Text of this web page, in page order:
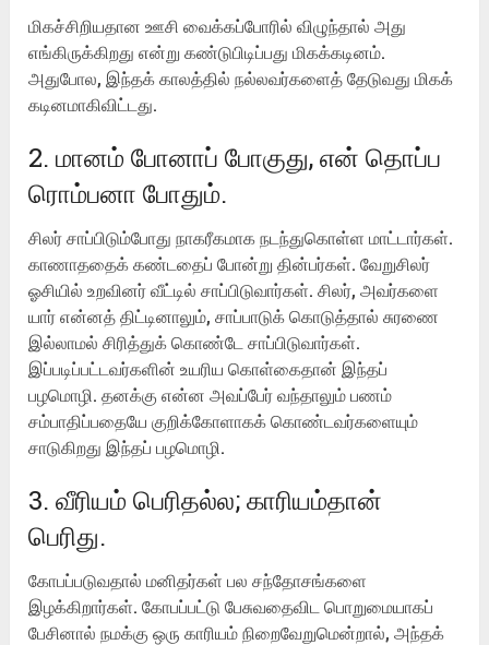
மிகச்சிறியதான ஊசி வைக்கப்போரில் விழுந்தால் அது
எங்கிருக்கிறது என்று கண்டுபிடிப்பது மிகக்கடினம்.
அதுபோல, இந்தக் காலத்தில் நல்லவர்களைத் தேடுவது மிகக்
கடினமாகிவிட்டது.
2. மானம் போனாப் போகுது, என் தொப்ப
ரொம்பனா போதும்.
சிலர் சாப்பிடும்போது நாகரீகமாக நடந்துகொள்ள மாட்டார்கள்.
காணாததைக் கண்டதைப் போன்று தின்பர்கள். வேறுசிலர்
ஓசியில் உறவினர் வீட்டில் சாப்பிடுவார்கள். சிலர், அவர்களை
யார் என்னத் திட்டினாலும், சாப்பாடுக் கொடுத்தால் சுரணை
இல்லாமல் சிரித்துக் கொண்டே சாப்பிடுவார்கள்.
இப்படிப்பட்டவர்களின் உயரிய கொள்கைதான் இந்தப்
பழமொழி. தனக்கு என்ன அவப்பேர் வந்தாலும் பணம்
சம்பாதிப்பதையே குறிக்கோளாகக் கொண்டவர்களையும்
சாடுகிறது இந்தப் பழமொழி.
3. வீரியம் பெரிதல்ல; காரியம்தான்
பெரிது.
கோபப்படுவதால் மனிதர்கள் பல சந்தோசங்களை
இழக்கிறார்கள். கோபப்பட்டு பேசுவதைவிட பொறுமையாகப்
பேசினால் நமக்கு ஒரு காரியம் நிறைவேறுமென்றால், அந்தக்